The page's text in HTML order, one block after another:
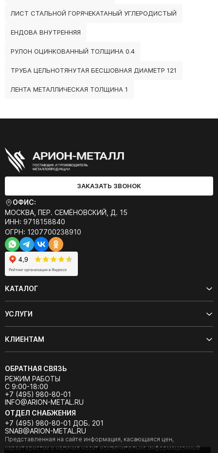
ЛИСТ СТАЛЬНОЙ ГОРЯЧЕКАТАНЫЙ УГЛЕРОДИСТЫЙ
ЕНДОВА ВНУТРЕННЯЯ
РУЛОН ОЦИНКОВАННЫЙ ТОЛЩИНА 0.4
ТРУБА ЦЕЛЬНОТЯНУТАЯ БЕСШОВНАЯ ДИАМЕТР 121
ЛЕНТА МЕТАЛЛИЧЕСКАЯ ТОЛЩИНА 1
ЗАКАЗАТЬ ЗВОНОК
ОФИС:
МОСКВА, ПЕР. СЕМЁНОВСКИЙ, Д. 15
ИНН: 9718158840
ОГРН: 1207700238910
КАТАЛОГ
УСЛУГИ
КЛИЕНТАМ
ОБРАТНАЯ СВЯЗЬ
РЕЖИМ РАБОТЫ
С 9:00-18:00
+7 (495) 980-80-01
INFO@ARION-METAL.RU
ОТДЕЛ СНАБЖЕНИЯ
+7 (495) 980-80-01 ДОБ. 201
SNAB@ARION-METAL.RU
Представленная на сайте информация, касающаяся цен,
характеристик и наличия носит исключительно информационный